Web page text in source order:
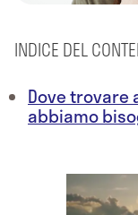
INDICE DEL
Dove trovare
abbiamo